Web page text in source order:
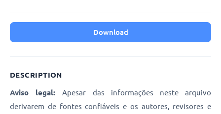
Download
DESCRIPTION
Aviso legal:Apesar das informações neste arquivo
derivarem de fontes confiáveis e os autores, revisores e